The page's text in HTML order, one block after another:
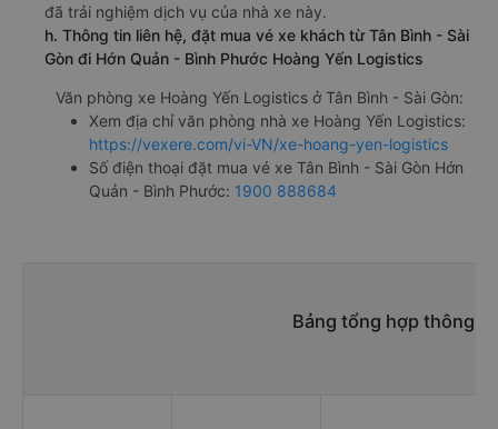
đã trải nghiệm dịch vụ của nhà xe này.
h. Thông tin liên hệ, đặt mua vé xe khách từ Tân Bình - Sài
Gòn đi Hớn Quản - Bình Phước Hoàng Yến Logistics
Văn phòng xe Hoàng Yến Logistics ở Tân Bình - Sài Gòn:
Xem địa chỉ văn phòng nhà xe Hoàng Yến Logistics:
https://vexere.com/vi-VN/xe-hoang-yen-logistics
Số điện thoại đặt mua vé xe Tân Bình - Sài Gòn Hớn
Quản - Bình Phước: 1900 888684
Bảng tổng hợp thông